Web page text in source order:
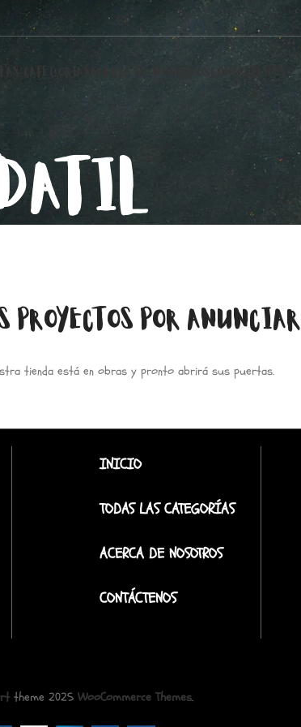
CONTÁCTENOS
PROYECTOS POR ANUNCIAR
tienda está en obras y pronto abrirá sus puertas.
INICIO
TODAS LAS CATEGORÍAS
ACERCA DE NOSOTROS
CONTÁCTENOS
theme 2025 WooCommerce Themes.